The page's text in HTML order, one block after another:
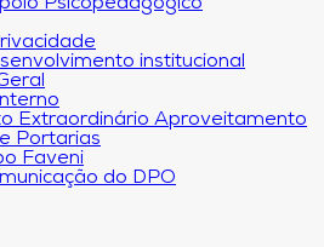
institucional
Extraordinário Aproveitamento
Portarias
Faveni
do DPO